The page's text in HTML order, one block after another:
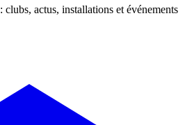
: clubs, actus, installations et événements